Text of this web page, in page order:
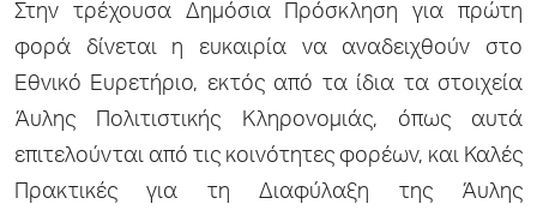
Στην τρέχουσα Δημόσια Πρόσκληση για πρώτη
φορά δίνεται η ευκαιρία να αναδειχθούν στο
Εθνικό Ευρετήριο, εκτός από τα ίδια τα στοιχεία
Άυλης Πολιτιστικής Κληρονομιάς, όπως αυτά
επιτελούνται από τις κοινότητες φορέων, και Καλές
Πρακτικές για τη Διαφύλαξη της Άυλης